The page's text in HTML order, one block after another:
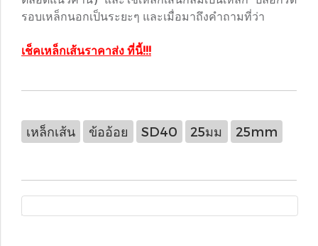
รอบเหล็กนอกเป็นระยะๆ และเมื่อมาถึงคำถามที่ว่า
เช็คเหล็กเส้นราคาส่ง ที่นี้!!!
เหล็กเส้น ข้ออ้อย SD40 25มม 25mm